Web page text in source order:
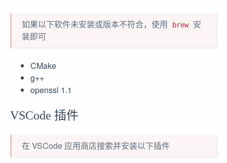
如果以下软件未安装或版本不符合，使用 brew
安
装即可
CMake
g++
openssl 1.1
VSCode 插件
在 VSCode 应用商店搜索并安装以下插件